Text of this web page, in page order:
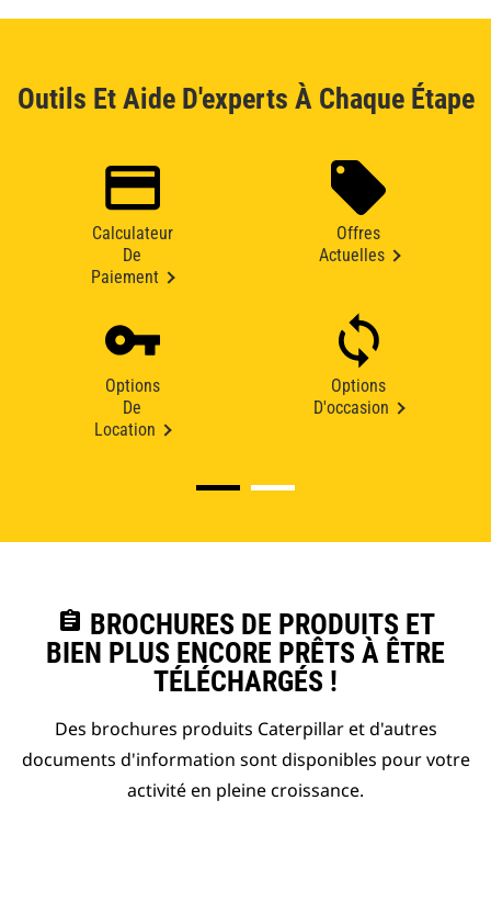
Outils Et Aide D'experts À Chaque Étape
Calculateur
De
Paiement
Offres
Actuelles
Options
De
Location
Options
D'occasion
assignment BROCHURES DE PRODUITS ET
BIEN PLUS ENCORE PRÊTS À ÊTRE
TÉLÉCHARGÉS !
Des brochures produits Caterpillar et d'autres
documents d'information sont disponibles pour votre
activité en pleine croissance.